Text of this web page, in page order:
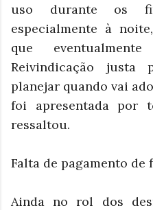
uso durante os
especialmente à
que
Reivindicação justa
planejar quando vai
foi apresentada por
ressaltou.
Falta de pagamento de
Ainda no rol dos